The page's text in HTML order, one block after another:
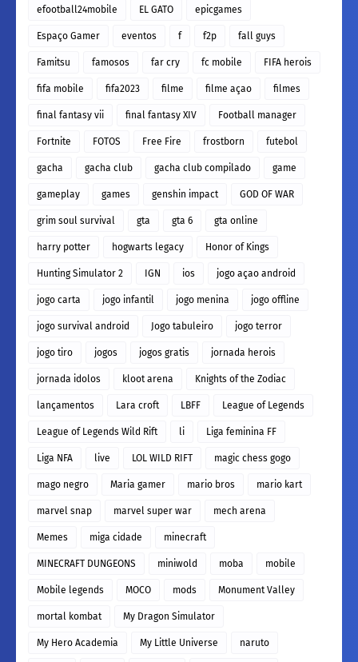
efootball24mobile EL GATO epicgames
Espaço Gamer eventos f f2p fall guys
Famitsu famosos far cry fc mobile FIFA herois
fifa mobile fifa2023 filme filme açao filmes
final fantasy vii final fantasy XIV Football manager
Fortnite FOTOS Free Fire frostborn futebol
gacha gacha club gacha club compilado game
gameplay games genshin impact GOD OF WAR
grim soul survival gta gta 6 gta online
harry potter hogwarts legacy Honor of Kings
Hunting Simulator 2 IGN ios jogo açao android
jogo carta jogo infantil jogo menina jogo offline
jogo survival android Jogo tabuleiro jogo terror
jogo tiro jogos jogos gratis jornada herois
jornada idolos kloot arena Knights of the Zodiac
lançamentos Lara croft LBFF League of Legends
League of Legends Wild Rift li Liga feminina FF
Liga NFA live LOL WILD RIFT magic chess gogo
mago negro Maria gamer mario bros mario kart
marvel snap marvel super war mech arena
Memes miga cidade minecraft
MINECRAFT DUNGEONS miniwold moba mobile
Mobile legends MOCO mods Monument Valley
mortal kombat My Dragon Simulator
My Hero Academia My Little Universe naruto